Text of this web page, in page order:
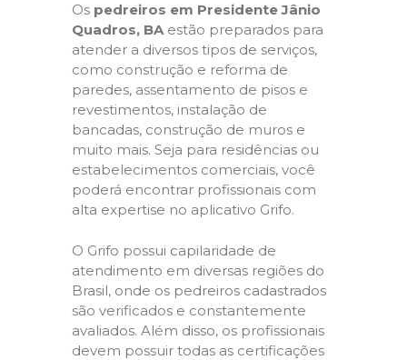
Os pedreiros em Presidente Jânio
Quadros, BAestão preparados para
atender a diversos tipos de serviços,
como construção e reforma de
paredes, assentamento de pisos e
revestimentos, instalação de
bancadas, construção de muros e
muito mais. Seja para residências ou
estabelecimentos comerciais, você
poderá encontrar profissionais com
alta expertise no aplicativo Grifo.
O Grifo possui capilaridade de
atendimento em diversas regiões do
Brasil, onde os pedreiros cadastrados
são verificados e constantemente
avaliados. Além disso, os profissionais
devem possuir todas as certificações